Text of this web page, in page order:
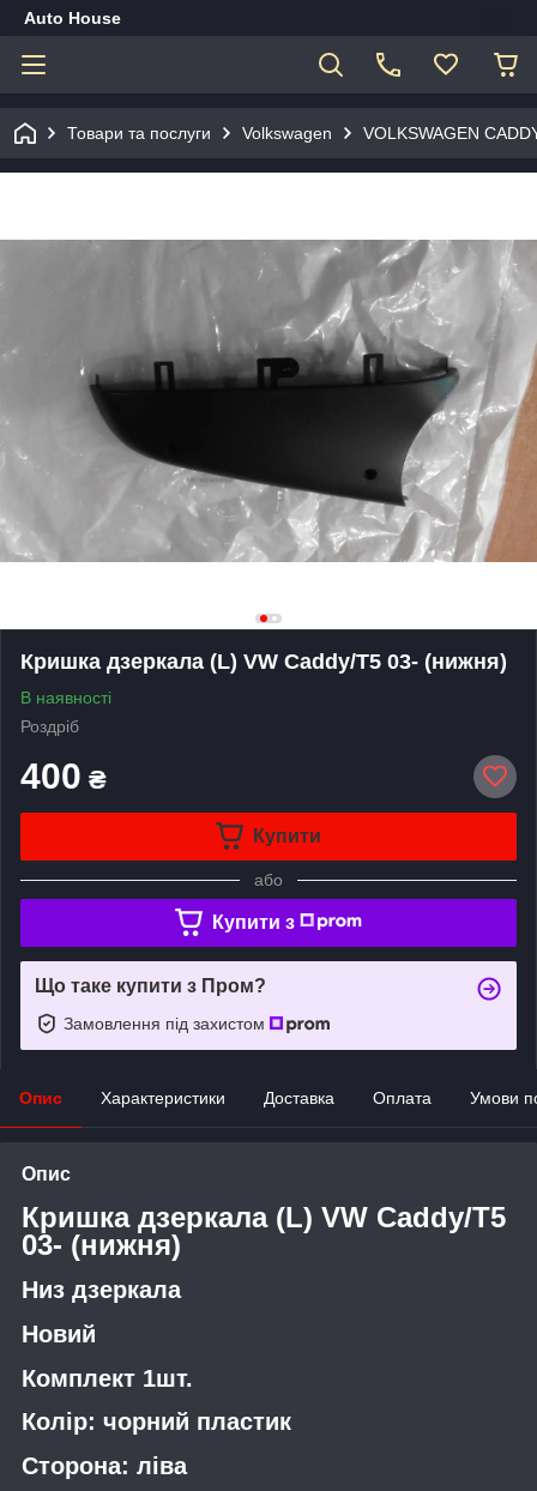
Auto House
Товари та послуги Volkswagen VOLKSWAGEN
Кришка дзеркала (L) VW Caddy/T5 03- (нижня)
В наявності
Роздріб
400 ₴
Купити
або
Купити з
Що таке купити з Пром?
Замовлення під захистом
Опис Характеристики Доставка Оплата Умови
Опис
Кришка дзеркала (L) VW Caddy/T5
03- (нижня)
Низ дзеркала
Новий
Комплект 1шт.
Колір: чорний пластик
Сторона: ліва